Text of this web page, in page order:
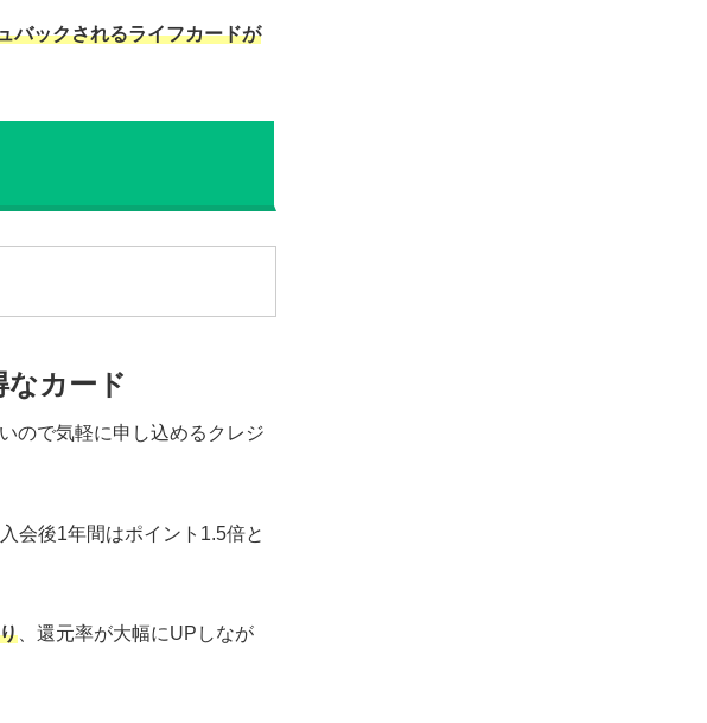
バックされるライフカードが
カード
ので気軽に申し込めるクレジ
会後1年間はポイント1.5倍と
、還元率が大幅にUPしなが